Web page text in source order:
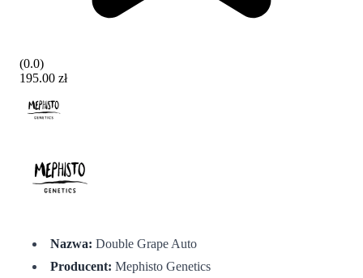
(0.0)
195.00 zł
Nazwa: Double Grape Auto
Producent: Mephisto Genetics